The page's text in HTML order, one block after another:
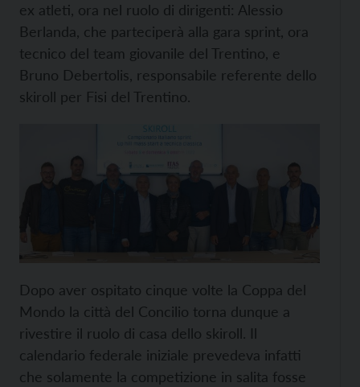
ex atleti, ora nel ruolo di dirigenti: Alessio
Berlanda, che parteciperà alla gara sprint, ora
tecnico del team giovanile del Trentino, e
Bruno Debertolis, responsabile referente dello
skiroll per Fisi del Trentino.
Dopo aver ospitato cinque volte la Coppa del
Mondo la città del Concilio torna dunque a
rivestire il ruolo di casa dello skiroll. Il
calendario federale iniziale prevedeva infatti
che solamente la competizione in salita fosse